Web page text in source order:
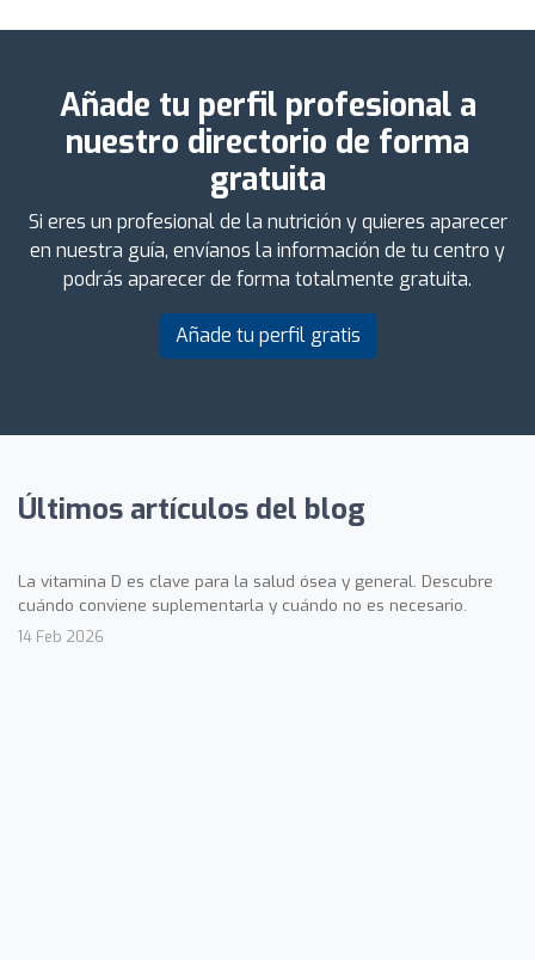
Añade tu perfil profesional a
nuestro directorio de forma
gratuita
Si eres un profesional de la nutrición y quieres aparecer
en nuestra guía, envíanos la información de tu centro y
podrás aparecer de forma totalmente gratuita.
Añade tu perfil gratis
Últimos artículos del blog
La vitamina D es clave para la salud ósea y general. Descubre
cuándo conviene suplementarla y cuándo no es necesario.
14 Feb 2026